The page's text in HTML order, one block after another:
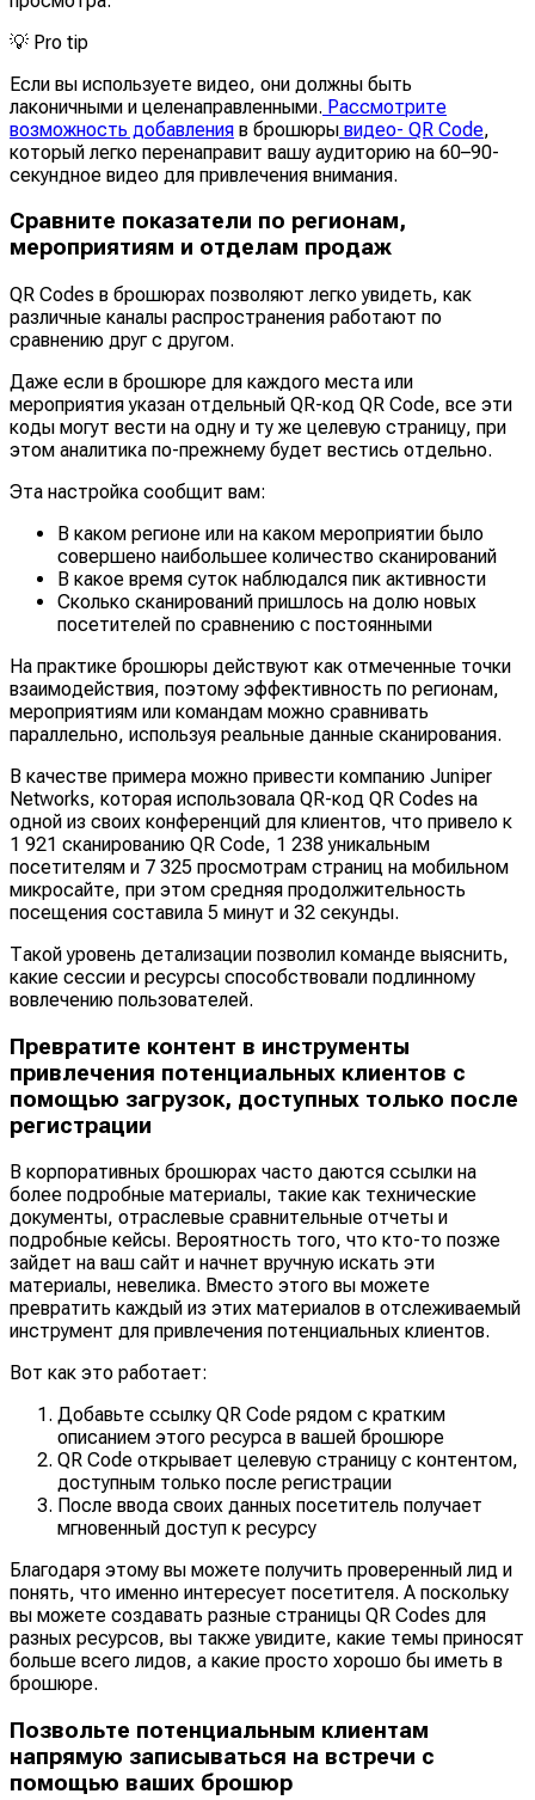
💡 Pro tip
Если вы используете видео, они должны быть
лаконичными и целенаправленными. Рассмотрите
возможность добавления в брошюры видео- QR Code,
который легко перенаправит вашу аудиторию на 60–90-
секундное видео для привлечения внимания.
Сравните показатели по регионам,
мероприятиям и отделам продаж
QR Codes в брошюрах позволяют легко увидеть, как
различные каналы распространения работают по
сравнению друг с другом.
Даже если в брошюре для каждого места или
мероприятия указан отдельный QR-код QR Code, все эти
коды могут вести на одну и ту же целевую страницу, при
этом аналитика по-прежнему будет вестись отдельно.
Эта настройка сообщит вам:
В каком регионе или на каком мероприятии было
совершено наибольшее количество сканирований
В какое время суток наблюдался пик активности
Сколько сканирований пришлось на долю новых
посетителей по сравнению с постоянными
На практике брошюры действуют как отмеченные точки
взаимодействия, поэтому эффективность по регионам,
мероприятиям или командам можно сравнивать
параллельно, используя реальные данные сканирования.
В качестве примера можно привести компанию Juniper
Networks, которая использовала QR-код QR Codes на
одной из своих конференций для клиентов, что привело к
1 921 сканированию QR Code, 1 238 уникальным
посетителям и 7 325 просмотрам страниц на мобильном
микросайте, при этом средняя продолжительность
посещения составила 5 минут и 32 секунды.
Такой уровень детализации позволил команде выяснить,
какие сессии и ресурсы способствовали подлинному
вовлечению пользователей.
Превратите контент в инструменты
привлечения потенциальных клиентов с
помощью загрузок, доступных только после
регистрации
В корпоративных брошюрах часто даются ссылки на
более подробные материалы, такие как технические
документы, отраслевые сравнительные отчеты и
подробные кейсы. Вероятность того, что кто-то позже
зайдет на ваш сайт и начнет вручную искать эти
материалы, невелика. Вместо этого вы можете
превратить каждый из этих материалов в отслеживаемый
инструмент для привлечения потенциальных клиентов.
Вот как это работает:
Добавьте ссылку QR Code рядом с кратким
описанием этого ресурса в вашей брошюре
QR Code открывает целевую страницу с контентом,
доступным только после регистрации
После ввода своих данных посетитель получает
мгновенный доступ к ресурсу
Благодаря этому вы можете получить проверенный лид и
понять, что именно интересует посетителя. А поскольку
вы можете создавать разные страницы QR Codes для
разных ресурсов, вы также увидите, какие темы приносят
больше всего лидов, а какие просто хорошо бы иметь в
брошюре.
Позвольте потенциальным клиентам
напрямую записываться на встречи с
помощью ваших брошюр